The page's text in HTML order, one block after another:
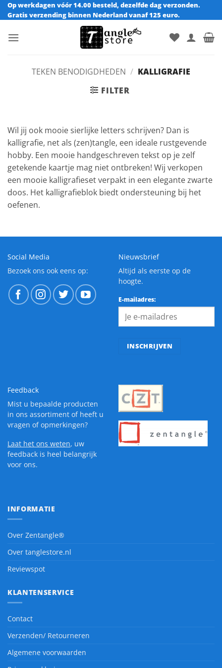
Ga
naar
Op werkdagen vóór 14.00 besteld, dezelfde dag verzonden.
Gratis verzending binnen Nederland vanaf 125 euro.
TEKEN BENODIGDHEDEN / KALLIGRAFIE
FILTER
Wil jij ook mooie sierlijke letters schrijven? Dan is
kalligrafie, net als (zen)tangle, een ideale rustgevende
hobby. Een mooie handgeschreven tekst op je zelf
getekende kaartje mag niet ontbreken! Wij verkopen
een mooie kalligrafieset verpakt in een elegante zwarte
doos. Het kalligrafieblok biedt ondersteuning bij het
oefenen.
Social Media
Bezoek ons ook eens op:
Nieuwsbrief
Altijd als eerste op de
hoogte.
E-mailadres:
Feedback
Mist u bepaalde producten
in ons assortiment of heeft u
vragen of opmerkingen?
Laat het ons weten, uw
feedback is heel belangrijk
voor ons.
INFORMATIE
Over Zentangle®
Over tanglestore.nl
Reviewspot
KLANTENSERVICE
Contact
Verzenden/ Retourneren
Algemene voorwaarden